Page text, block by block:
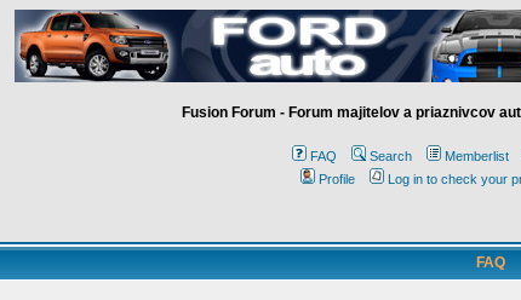
Fusion Forum - Forum majitelov a priaznivcov
FAQ Search Memberlist
Profile
Log in to check your
FAQ